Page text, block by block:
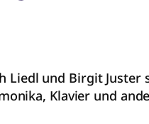
Liedl und Birgit
Klavier und